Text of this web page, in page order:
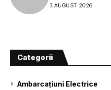
3 AUGUST 2026
Categorii
Ambarcațiuni Electrice